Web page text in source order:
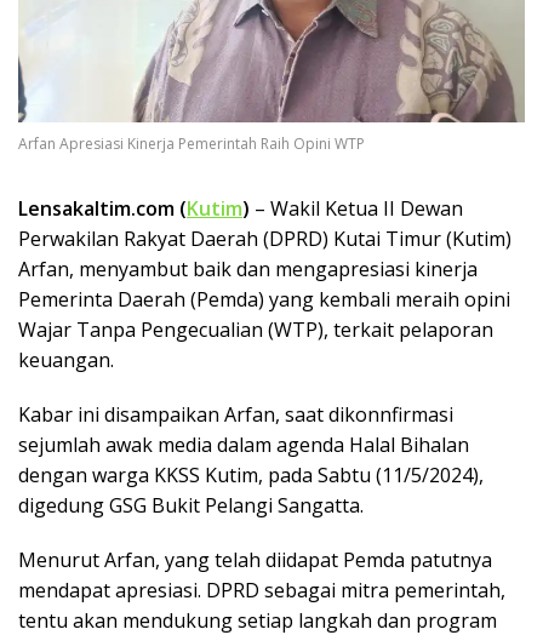
Arfan Apresiasi Kinerja Pemerintah Raih Opini WTP
Lensakaltim.com (Kutim) – Wakil Ketua II Dewan
Perwakilan Rakyat Daerah (DPRD) Kutai Timur (Kutim)
Arfan, menyambut baik dan mengapresiasi kinerja
Pemerinta Daerah (Pemda) yang kembali meraih opini
Wajar Tanpa Pengecualian (WTP), terkait pelaporan
keuangan.
Kabar ini disampaikan Arfan, saat dikonnfirmasi
sejumlah awak media dalam agenda Halal Bihalan
dengan warga KKSS Kutim, pada Sabtu (11/5/2024),
digedung GSG Bukit Pelangi Sangatta.
Menurut Arfan, yang telah diidapat Pemda patutnya
mendapat apresiasi. DPRD sebagai mitra pemerintah,
tentu akan mendukung setiap langkah dan program